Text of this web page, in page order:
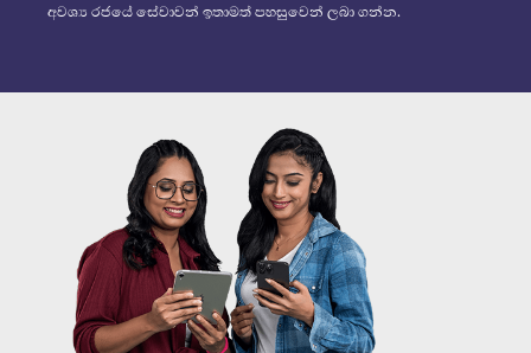
අවශ්‍ය රජයේ සේවාවන් ඉතාමත් පහසුවෙන් ලබා ගන්න.